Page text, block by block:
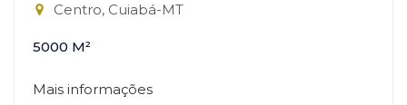
Centro, Cuiabá-MT
5000 M²
Mais informações